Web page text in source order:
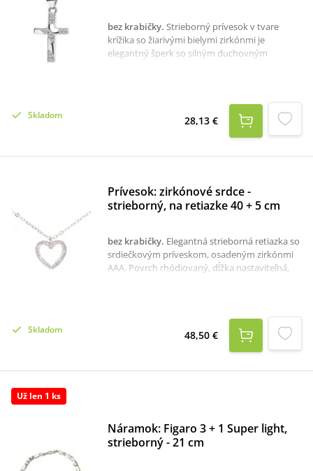
bez krabičky. Strieborný prívesok v tvare
krížika so žiarivými bielymi zirkónmi je
elegantný šperk so silným duchovným
výnimočných príležitostiach, ako sú krst,
birmovka či narodeniny. materiál:
striebrorozmer: 19 x 11 mmhmotnosť: 0,79
Skladom 28,13 €
Prívesok: zirkónové srdce -
strieborný, na retiazke 40 + 5 cm
bez krabičky. Elegantná strieborná retiazka so
srdiečkovým príveskom, osadeným zirkónmi
AAA. Povrch rhódiovaný, dĺžka nastaviteľná,
Skladom 48,50 €
Už len 1 ks
Náramok: Figaro 3 + 1 Super light,
strieborný - 21 cm